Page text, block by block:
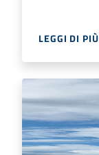
LEGGI DI PIÙ